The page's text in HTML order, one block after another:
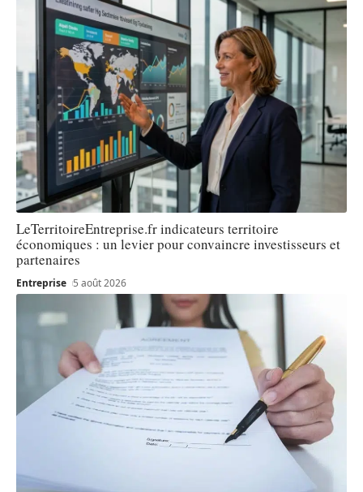
LeTerritoireEntreprise.fr indicateurs territoire
économiques : un levier pour convaincre investisseurs et
partenaires
Entreprise 5 août 2026